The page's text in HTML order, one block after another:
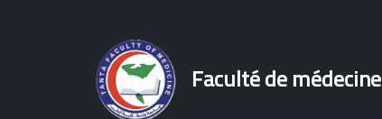
Faculté de médecine